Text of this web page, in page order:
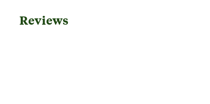
Geschikt voor locatie
Reviews